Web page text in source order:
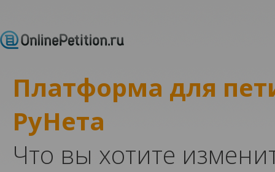
Платформа для
РуНета
Что вы хотите